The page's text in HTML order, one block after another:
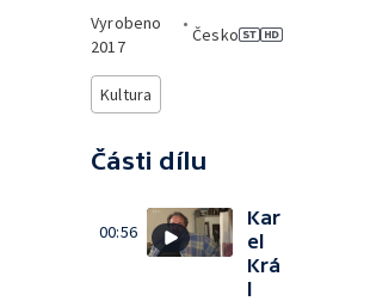
Vyrobeno
2017
•
Česko
Kultura
Části dílu
00:56
Kar
el
Krá
l